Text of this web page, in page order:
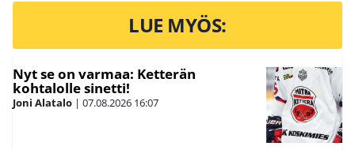
LUE MYÖS:
Nyt se on varmaa: Ketterän
kohtalolle sinetti!
Joni Alatalo | 07.08.2026 16:07